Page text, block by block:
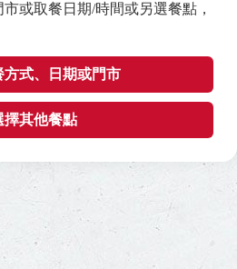
或取餐日期/時間或另選餐點，
方式、日期或門市
擇其他餐點